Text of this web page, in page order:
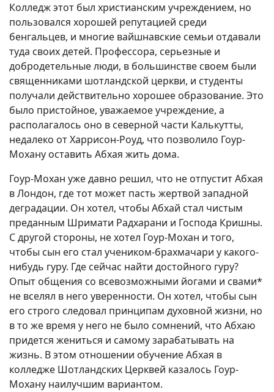
Колледж этот был христианским учреждением, но
пользовался хорошей репутацией среди
бенгальцев, и многие вайшнавские семьи отдавали
туда своих детей. Профессора, серьезные и
добродетельные люди, в большинстве своем были
священниками шотландской церкви, и студенты
получали действительно хорошее образование. Это
было пристойное, уважаемое учреждение, а
располагалось оно в северной части Калькутты,
недалеко от Харрисон-Роуд, что позволило Гоур-
Мохану оставить Абхая жить дома.
Гоур-Мохан уже давно решил, что не отпустит Абхая
в Лондон, где тот может пасть жертвой западной
деградации. Он хотел, чтобы Абхай стал чистым
преданным Шримати Радхарани и Господа Кришны.
С другой стороны, не хотел Гоур-Мохан и того,
чтобы сын его стал учеником-брахмачари у какого-
нибудь гуру. Где сейчас найти достойного гуру?
Опыт общения со всевозможными йогами и свами*
не вселял в него уверенности. Он хотел, чтобы сын
его строго следовал принципам духовной жизни, но
в то же время у него не было сомнений, что Абхаю
придется жениться и самому зарабатывать на
жизнь. В этом отношении обучение Абхая в
колледже Шотландских Церквей казалось Гоур-
Мохану наилучшим вариантом.